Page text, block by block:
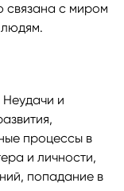
связана с миром
людям.
и
процессы в
и личности,
попадание в